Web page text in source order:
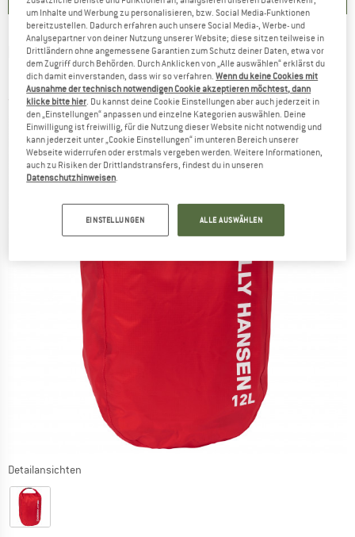
HELLY HANSEN -HH Light Dry Bag 12 -
Packsack
(0)
Detailansichten
um Inhalte und Werbung zu personalisieren, bzw. Social Media-Funktionen
bereitzustellen. Dadurch erfahren auch unsere Social Media-, Werbe- und
Analysepartner von deiner Nutzung unserer Website; diese sitzen teilweise in
Drittländern ohne angemessene Garantien zum Schutz deiner Daten, etwa vor
dem Zugriff durch Behörden. Durch Anklicken von „Alle auswählen“ erklärst du
dich damit einverstanden, dass wir so verfahren.Wenn du keine Cookies mit
Ausnahme der technisch notwendigen Cookie akzeptieren möchtest, dann
klicke bitte hier . Du kannst deine Cookie Einstellungen aber auch jederzeit in
den „Einstellungen“ anpassen und einzelne Kategorien auswählen. Deine
Einwilligung ist freiwillig, für die Nutzung dieser Website nicht notwendig und
kann jederzeit unter „Cookie Einstellungen“ im unteren Bereich unserer
Webseite widerrufen oder erstmals vergeben werden. Weitere Informationen,
auch zu Risiken der Drittlandstransfers, findest du in unseren
Datenschutzhinweisen
EINSTELLUNGEN ALLE AUSWÄHLEN